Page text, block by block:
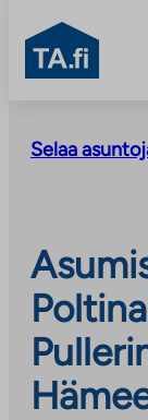
sisältöön
TA.fi
Selaa